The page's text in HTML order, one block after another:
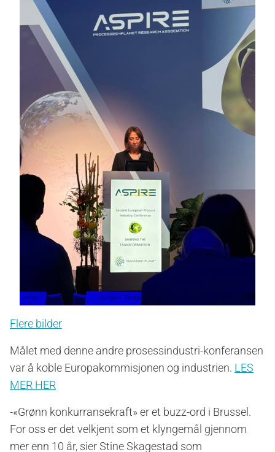
Flere bilder
Målet med denne andre prosessindustri-konferansen
var å koble Europakommisjonen og industrien. LES
MER HER
-«Grønn konkurransekraft» er et buzz-ord i Brussel.
For oss er det velkjent som et klyngemål gjennom
mer enn 10 år, sier Stine Skagestad som